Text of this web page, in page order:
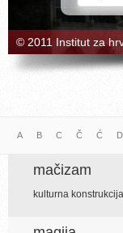
© 2011 Institut za
A B C Č Ć D
mačizam
kulturna